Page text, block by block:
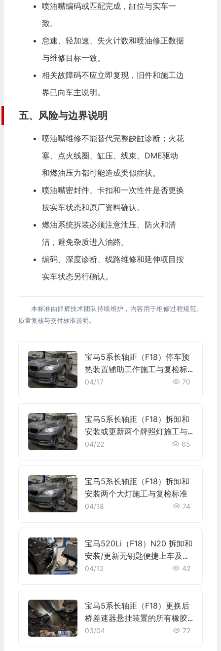
喷油嘴编码或匹配完成，缸位与实车一
致。
怠速、轻加速、失火计数和喷油修正数据
与维修目标一致。
相关故障码不应立即复现，旧件和施工边
界已向车主说明。
五、风险与边界说明
喷油嘴维修不能替代完整缺缸诊断；火花
塞、点火线圈、缸压、线束、DME驱动
和燃油压力都可能造成类似症状。
喷油嘴密封件、卡扣和一次性件是否更换
按实车状态和原厂资料确认。
燃油系统拆装必须注意泄压、防火和清
洁，避免杂质进入油路。
编码、深度诊断、线路维修和延伸项目按
实车状态另行确认。
本标准由群辉技术团队持续维护，内容用于维修过程规范、
质量复核与交付标准说明。
宝马5系长轴距（F18）停车预
热装置辅助工作施工与复检标
准
04/17 70
宝马5系长轴距（F18）拆卸和
安装或更新两个牌照灯施工与
复检标准
04/22 65
宝马5系长轴距（F18）拆卸和
安装两个大灯施工与复检标准
04/18 74
宝马520Li（F18）N20 拆卸和
安装/更新无钥匙便捷上车及起
动系统的衣帽架天线施工与复
04/12 42
宝马5系长轴距（F18）更换后
桥差速器悬挂装置的所有橡胶
支座施工与复检标准
03/04 72